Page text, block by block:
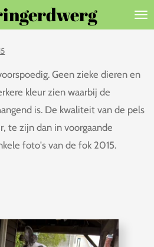
Geen zieke dieren en
kleur zien waarbij de
is. De kwaliteit van de pels
te zijn dan in voorgaande
foto's van de fok 2015.